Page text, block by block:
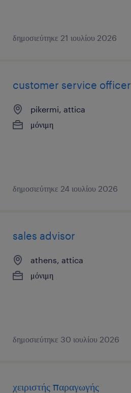
δημοσιεύτηκε 21 ιουλίου 2026
customer service officer
pikermi, attica
μόνιμη
δημοσιεύτηκε 24 ιουλίου 2026
sales advisor
athens, attica
μόνιμη
δημοσιεύτηκε 30 ιουλίου 2026
χειριστής παραγωγής